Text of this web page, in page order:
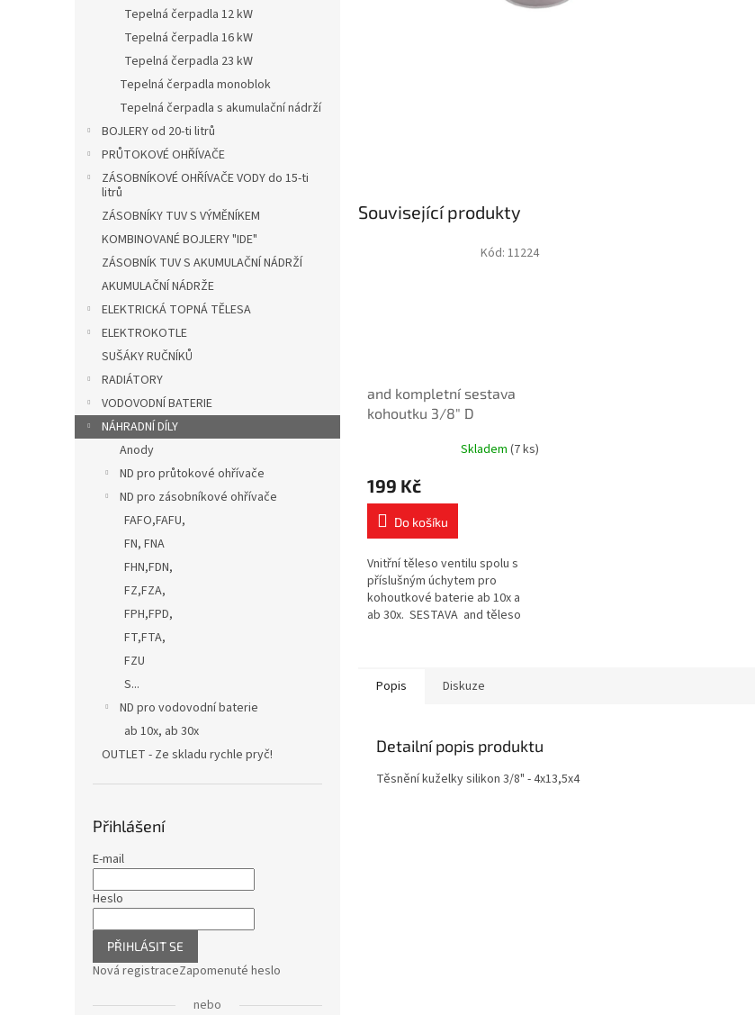
Tepelná čerpadla 12 kW
Tepelná čerpadla 16 kW
Tepelná čerpadla 23 kW
Tepelná čerpadla monoblok
Tepelná čerpadla s akumulační nádrží
BOJLERY od 20-ti litrů
PRŮTOKOVÉ OHŘÍVAČE
ZÁSOBNÍKOVÉ OHŘÍVAČE VODY do 15-ti
litrů
ZÁSOBNÍKY TUV S VÝMĚNÍKEM
KOMBINOVANÉ BOJLERY "IDE"
ZÁSOBNÍK TUV S AKUMULAČNÍ NÁDRŽÍ
AKUMULAČNÍ NÁDRŽE
ELEKTRICKÁ TOPNÁ TĚLESA
ELEKTROKOTLE
SUŠÁKY RUČNÍKŮ
RADIÁTORY
VODOVODNÍ BATERIE
NÁHRADNÍ DÍLY
Anody
ND pro průtokové ohřívače
ND pro zásobníkové ohřívače
FAFO,FAFU,
FN, FNA
FHN,FDN,
FZ,FZA,
FPH,FPD,
FT,FTA,
FZU
S...
ND pro vodovodní baterie
ab 10x, ab 30x
OUTLET - Ze skladu rychle pryč!
Přihlášení
E-mail
Heslo
PŘIHLÁSIT SE
Nová registraceZapomenuté heslo
nebo
Související produkty
and kompletní sestava
kohoutku 3/8" D
Skladem (7 ks)
199 Kč
Do košíku
Vnitřní těleso ventilu spolu s
příslušným úchytem pro
kohoutkové baterie ab 10x a
ab 30x. SESTAVA and těleso
Kód: 11224
Popis Diskuze
Detailní popis produktu
Těsnění kuželky silikon 3/8" - 4x13,5x4